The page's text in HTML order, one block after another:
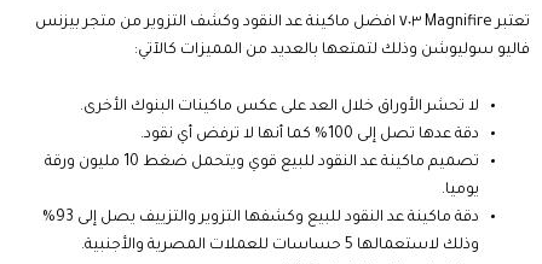
تعتبر Magnifire ٧٠٣ افضل ماكينة عد النقود وكشف التزوير من متجر بيزنس
فاليو سوليوشن وذلك لتمتعها بالعديد من المميزات كالآتي:
لا تحشر الأوراق خلال العد على عكس ماكينات البنوك الأخرى.
دقة عدها تصل إلى 100% كما أنها لا ترفض أي نقود.
تصميم ماكينة عد النقود للبيع قوي ويتحمل ضغط 10 مليون ورقة
يوميا.
دقة ماكينة عد النقود للبيع وكشفها التزوير والتزييف يصل إلى 93%
وذلك لاستعمالها 5 حساسات للعملات المصرية والأجنبية.